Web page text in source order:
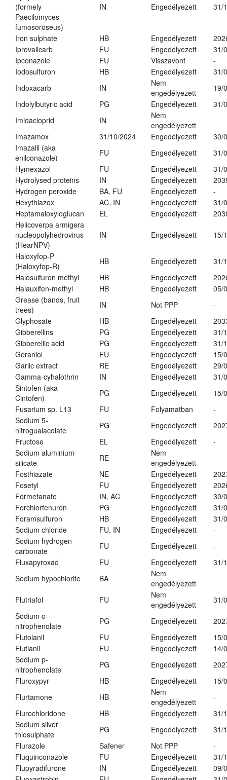
(formely
Paecilomyces
fumosoroseus)
IN Engedélyezett 31/
Iron sulphate HB Engedélyezett
Iprovalicarb
FU Engedélyezett
31/
Ipconazole
FU Visszavont
-
Iodosulfuron
HB Engedélyezett
31/
Indoxacarb
IN
Nem
engedélyezett
19/
Indolylbutyric acid
PG Engedélyezett
31/
Imidacloprid
IN
Nem
engedélyezett
Imazamox
31/10/2024 Engedélyezett
30/
Imazalil (aka
enilconazole)
FU Engedélyezett
31/
Hymexazol
FU Engedélyezett
31/
Hydrolysed proteins
IN Engedélyezett
Hydrogen peroxide
BA, FU Engedélyezett
-
Hexythiazox
AC, IN Engedélyezett
31/
Heptamaloxyloglucan
EL Engedélyezett
Helicoverpa armigera
nucleopolyhedrovirus
(HearNPV)
IN Engedélyezett 15/
Haloxyfop-P
(Haloxyfop-R)
HB Engedélyezett
31/
Halosulfuron methyl
HB Engedélyezett
Halauxifen-methyl
HB Engedélyezett
05/
Grease (bands, fruit
trees)
IN Not PPP
-
Glyphosate
HB Engedélyezett
Gibberellins
PG Engedélyezett
31/
Gibberellic acid
PG Engedélyezett
31/
Geraniol
FU Engedélyezett
15/
Garlic extract
RE Engedélyezett
29/
Gamma-cyhalothrin
IN Engedélyezett
31/
Sintofen (aka
Cintofen)
PG Engedélyezett
15/
Fusarium sp. L13
FU Folyamatban
-
Sodium 5-
nitroguaiacolate
PG Engedélyezett
Fructose
EL Engedélyezett
-
Sodium aluminium
silicate
RE
Nem
engedélyezett
Fosthiazate
NE Engedélyezett
Fosetyl
FU Engedélyezett
Formetanate
IN, AC Engedélyezett
30/
Forchlorfenuron
PG Engedélyezett
31/
Foramsulfuron
HB Engedélyezett
31/
Sodium chloride
FU, IN Engedélyezett
-
Sodium hydrogen
carbonate
FU Engedélyezett
-
Fluxapyroxad
FU Engedélyezett
31/
Sodium hypochlorite
BA
Nem
engedélyezett
Flutriafol
FU
Nem
engedélyezett
31/
Sodium o-
nitrophenolate
PG Engedélyezett
Flutolanil
FU Engedélyezett
15/
Flutianil
FU Engedélyezett
14/
Sodium p-
nitrophenolate
PG Engedélyezett
Fluroxypyr
HB Engedélyezett
15/
Flurtamone
HB
Nem
engedélyezett
-
Flurochloridone
HB Engedélyezett
31/
Sodium silver
thiosulphate
PG Engedélyezett
31/
Flurazole
Safener Not PPP
-
Fluquinconazole
FU Engedélyezett
31/
Flupyradifurone
IN Engedélyezett
09/